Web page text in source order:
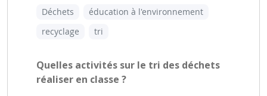
Déchets
éducation à l'environnement
recyclage
tri
Quelles activités sur le tri des déchets
réaliser en classe ?